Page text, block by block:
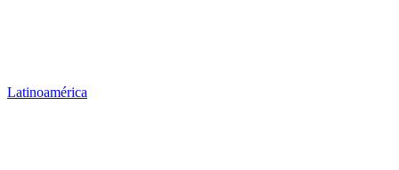
Latinoamérica